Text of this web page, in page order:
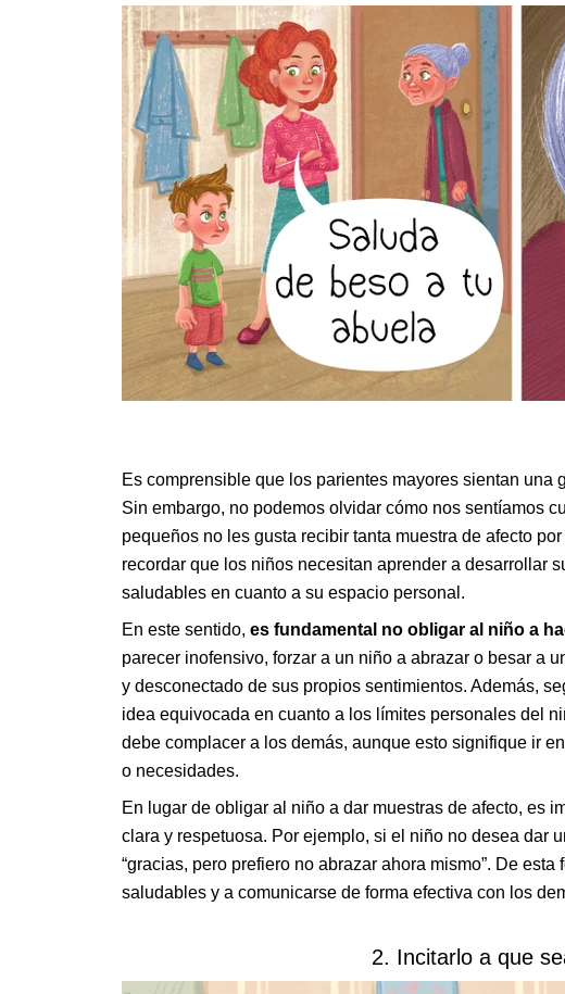
Es comprensible que los parientes mayores sientan una
Sin embargo, no podemos olvidar cómo nos sentíamos
pequeños no les gusta recibir tanta muestra de afecto
recordar que los niños necesitan aprender a desarrollar
saludables en cuanto a su espacio personal.
En este sentido, es fundamental no obligar al niño a
parecer inofensivo, forzar a un niño a abrazar o besar a
y desconectado de sus propios sentimientos. Además,
idea equivocada en cuanto a los límites personales del
debe complacer a los demás, aunque esto signifique ir
o necesidades.
En lugar de obligar al niño a dar muestras de afecto, es
clara y respetuosa. Por ejemplo, si el niño no desea dar
“gracias, pero prefiero no abrazar ahora mismo”. De
saludables y a comunicarse de forma efectiva con los
2. Incitarlo a que